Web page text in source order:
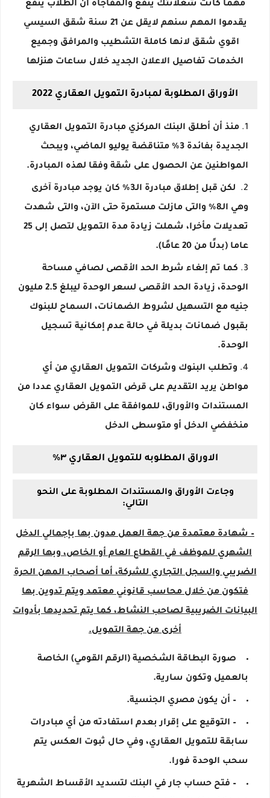
مهما كانت شغلانتك ينفع والمفاجاة ان الطلاب ينفع
يقدموا المهم سنهم لايقل عن 21 سنة شقق السيسي
اقوي شقق لانها كاملة التشطيب والمرافق وجميع
الخدمات تفاصيل الاعلان الجديد خلال ساعات هنزلها
الأوراق المطلوبة لمبادرة التمويل العقاري 2022
منذ أن أطلق البنك المركزي مبادرة التمويل العقاري
الجديدة بفائدة 3% متناقضة يوليو الماضي، ويبحث
المواطنين عن الحصول على شقة وفقا لهذه المبادرة.
لكن قبل إطلاق مبادرة الـ3% كان يوجد مبادرة آخرى
وهي الـ8% والتى مازلت مستمرة حتى الآن، والتى شهدت
تعديلات مأخرا، شملت زيادة مدة التمويل لتصل إلى 25
عاما (بدلًا من 20 عامًا).
كما تم إلغاء شرط الحد الأقصى لصافي مساحة
الوحدة، زيادة الحد الأقصى لسعر الوحدة ليبلغ 2.5 مليون
جنيه مع التسهيل لشروط الضمانات، السماح للبنوك
بقبول ضمانات بديلة في حالة عدم إمكانية تسجيل
الوحدة.
وتطلب البنوك وشركات التمويل العقاري من أي
مواطن يريد التقديم على قرض التمويل العقاري عددا من
المستندات والأوراق، للموافقة على القرض سواء كان
منخفضي الدخل أو متوسطى الدخل
الاوراق المطلوبه للتمويل العقاري ٣٪
وجاءت الأوراق والمستندات المطلوبة على النحو
التالي:
– شهادة معتمدة من جهة العمل مدون بها بإجمالي الدخل
الشهري للموظف في القطاع العام أو الخاص، وبها الرقم
الضريبي والسجل التجاري للشركة، أما أصحاب المهن الحرة
فتكون من خلال محاسب قانوني معتمد ويتم تدوين بها
البيانات الضريبية لصاحب النشاط، كما يتم تحديدها بأدوات
أخرى من جهة التمويل.
صورة البطاقة الشخصية (الرقم القومي) الخاصة
بالعميل وتكون سارية.
– أن يكون مصري الجنسية.
– التوقيع على إقرار بعدم استفادته من أي مبادرات
سابقة للتمويل العقاري، وفي حال ثبوت العكس يتم
سحب الوحدة فورا.
– فتح حساب جار في البنك لتسديد الأقساط الشهرية